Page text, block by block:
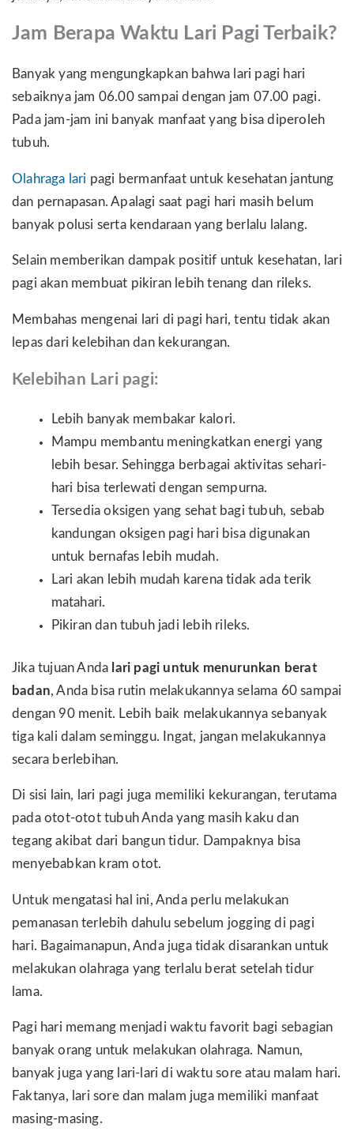
Jam Berapa Waktu Lari Pagi Terbaik?
Banyak yang mengungkapkan bahwa lari pagi hari
sebaiknya jam 06.00 sampai dengan jam 07.00 pagi.
Pada jam-jam ini banyak manfaat yang bisa diperoleh
tubuh.
Olahraga lari pagi bermanfaat untuk kesehatan jantung
dan pernapasan. Apalagi saat pagi hari masih belum
banyak polusi serta kendaraan yang berlalu lalang.
Selain memberikan dampak positif untuk kesehatan, lari
pagi akan membuat pikiran lebih tenang dan rileks.
Membahas mengenai lari di pagi hari, tentu tidak akan
lepas dari kelebihan dan kekurangan.
Kelebihan Lari pagi:
Lebih banyak membakar kalori.
Mampu membantu meningkatkan energi yang
lebih besar. Sehingga berbagai aktivitas sehari-
hari bisa terlewati dengan sempurna.
Tersedia oksigen yang sehat bagi tubuh, sebab
kandungan oksigen pagi hari bisa digunakan
untuk bernafas lebih mudah.
Lari akan lebih mudah karena tidak ada terik
matahari.
Pikiran dan tubuh jadi lebih rileks.
Jika tujuan Anda lari pagi untuk menurunkan berat
badan, Anda bisa rutin melakukannya selama 60 sampai
dengan 90 menit. Lebih baik melakukannya sebanyak
tiga kali dalam seminggu. Ingat, jangan melakukannya
secara berlebihan.
Di sisi lain, lari pagi juga memiliki kekurangan, terutama
pada otot-otot tubuh Anda yang masih kaku dan
tegang akibat dari bangun tidur. Dampaknya bisa
menyebabkan kram otot.
Untuk mengatasi hal ini, Anda perlu melakukan
pemanasan terlebih dahulu sebelum jogging di pagi
hari. Bagaimanapun, Anda juga tidak disarankan untuk
melakukan olahraga yang terlalu berat setelah tidur
lama.
Pagi hari memang menjadi waktu favorit bagi sebagian
banyak orang untuk melakukan olahraga. Namun,
banyak juga yang lari-lari di waktu sore atau malam hari.
Faktanya, lari sore dan malam juga memiliki manfaat
masing-masing.